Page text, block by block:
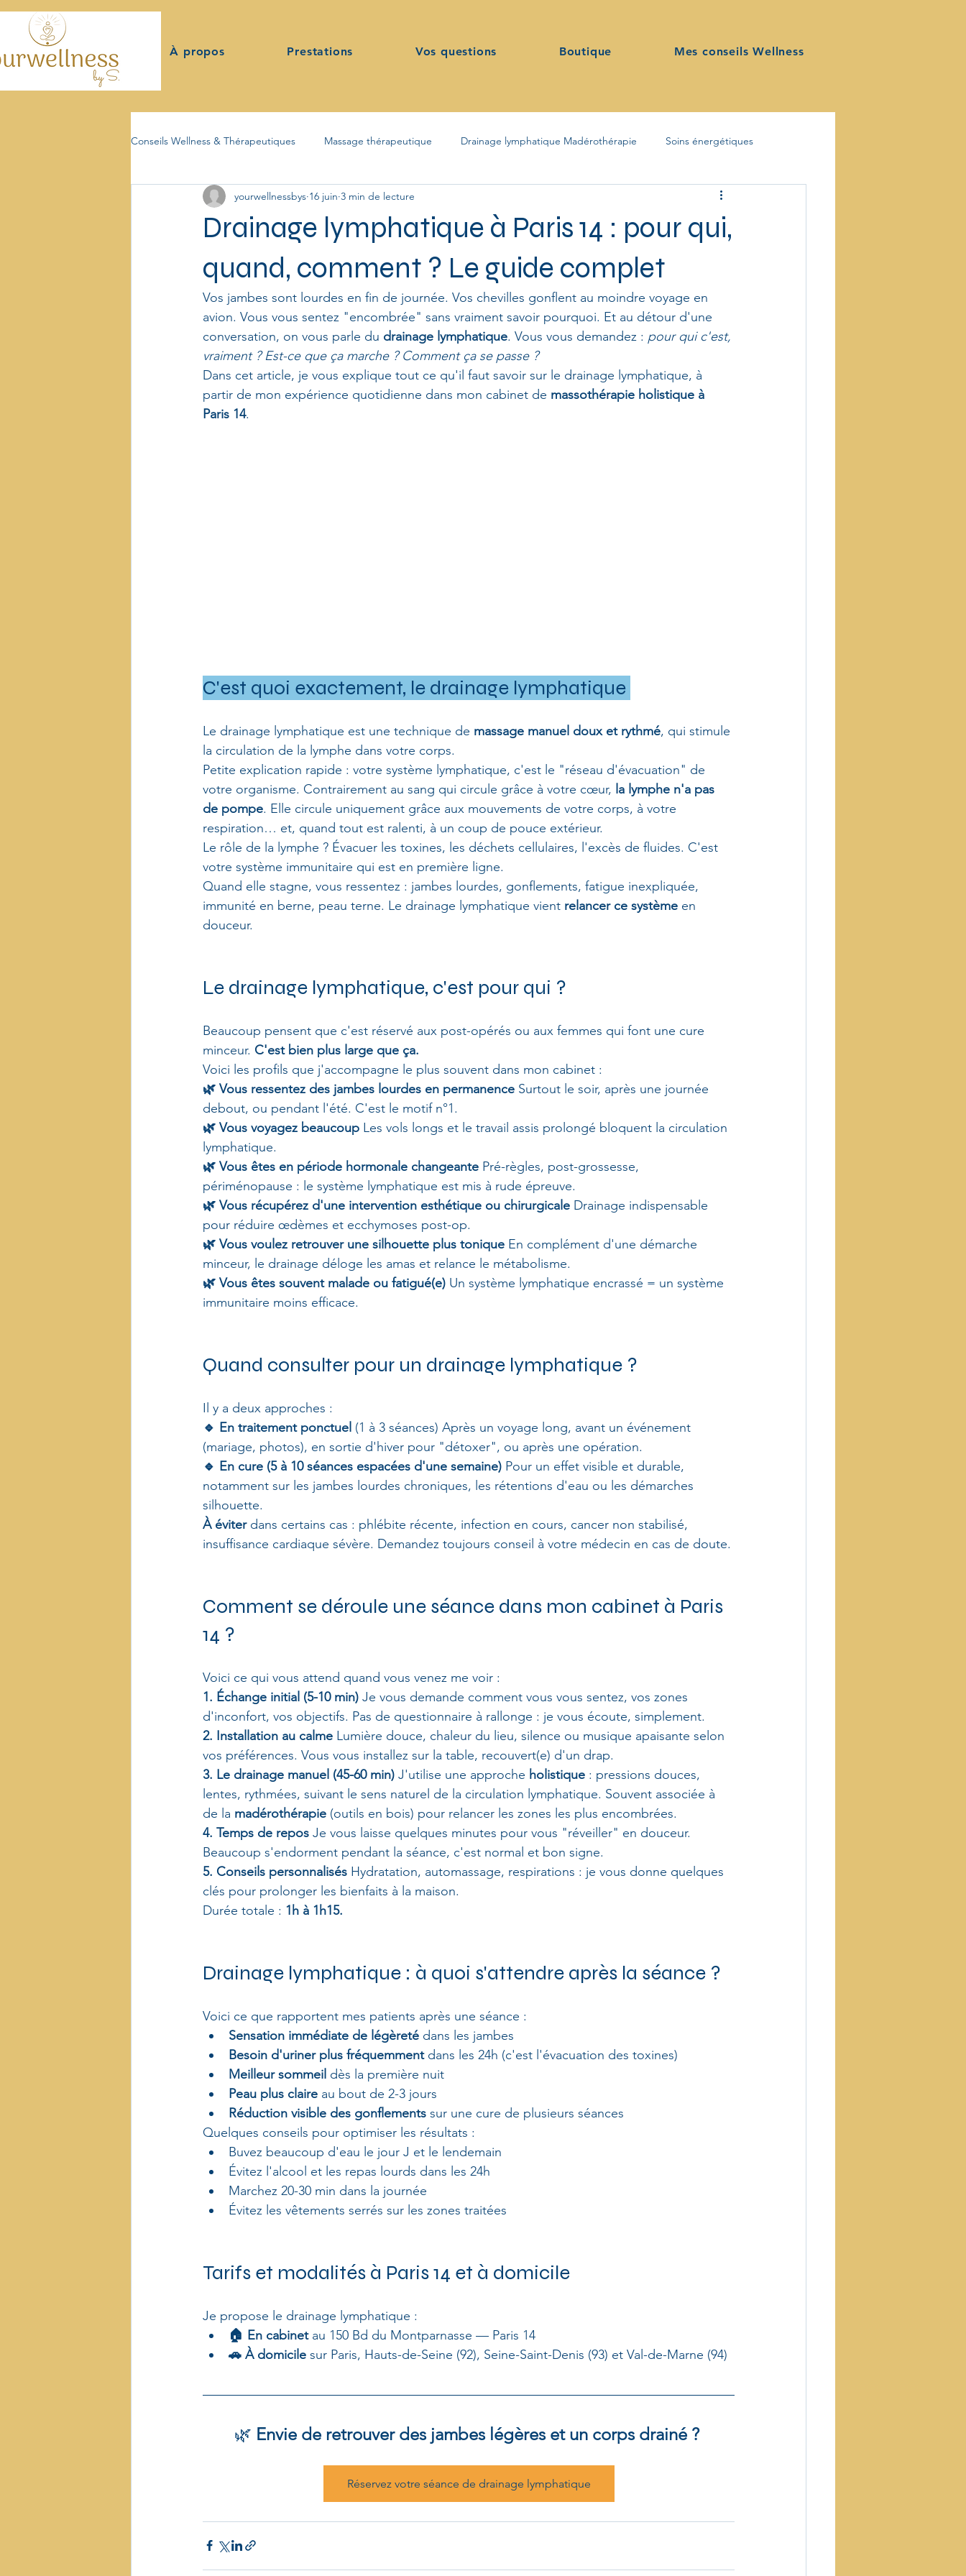
À propos Prestations Vos questions Boutique Mes conseils Wellness
Conseils Wellness & Thérapeutiques Massage thérapeutique Drainage lymphatique Madérothérapie Soins énergétiques
Bien-être au quotidien Visage & Kobido Drainage lymphatique Madérothérapie
Drainage lymphatique à Paris 14 : pour qui,
quand, comment ? Le guide complet
yourwellnessbys 16 juin 3 min de lecture
Vos jambes sont lourdes en fin de journée. Vos chevilles gonflent au moindre voyage en
avion. Vous vous sentez "encombrée" sans vraiment savoir pourquoi. Et au détour d'une
conversation, on vous parle du drainage lymphatique. Vous vous demandez : pour qui c'est,
vraiment ? Est-ce que ça marche ? Comment ça se passe ?
Dans cet article, je vous explique tout ce qu'il faut savoir sur le drainage lymphatique, à
partir de mon expérience quotidienne dans mon cabinet de massothérapie holistique à
Paris 14.
C'est quoi exactement, le drainage lymphatique
Le drainage lymphatique est une technique de massage manuel doux et rythmé, qui stimule
la circulation de la lymphe dans votre corps.
Petite explication rapide : votre système lymphatique, c'est le "réseau d'évacuation" de
votre organisme. Contrairement au sang qui circule grâce à votre cœur, la lymphe n'a pas
de pompe. Elle circule uniquement grâce aux mouvements de votre corps, à votre
respiration… et, quand tout est ralenti, à un coup de pouce extérieur.
Le rôle de la lymphe ? Évacuer les toxines, les déchets cellulaires, l'excès de fluides. C'est
votre système immunitaire qui est en première ligne.
Quand elle stagne, vous ressentez : jambes lourdes, gonflements, fatigue inexpliquée,
immunité en berne, peau terne. Le drainage lymphatique vient relancer ce système en
douceur.
Le drainage lymphatique, c'est pour qui ?
Beaucoup pensent que c'est réservé aux post-opérés ou aux femmes qui font une cure
minceur. C'est bien plus large que ça.
Voici les profils que j'accompagne le plus souvent dans mon cabinet :
🌿 Vous ressentez des jambes lourdes en permanence Surtout le soir, après une journée
debout, ou pendant l'été. C'est le motif n°1.
🌿 Vous voyagez beaucoup Les vols longs et le travail assis prolongé bloquent la circulation
lymphatique.
🌿 Vous êtes en période hormonale changeante Pré-règles, post-grossesse,
périménopause : le système lymphatique est mis à rude épreuve.
🌿 Vous récupérez d'une intervention esthétique ou chirurgicale Drainage indispensable
pour réduire œdèmes et ecchymoses post-op.
🌿 Vous voulez retrouver une silhouette plus tonique En complément d'une démarche
minceur, le drainage déloge les amas et relance le métabolisme.
🌿 Vous êtes souvent malade ou fatigué(e) Un système lymphatique encrassé = un système
immunitaire moins efficace.
Quand consulter pour un drainage lymphatique ?
Il y a deux approches :
🔹 En traitement ponctuel (1 à 3 séances) Après un voyage long, avant un événement
(mariage, photos), en sortie d'hiver pour "détoxer", ou après une opération.
🔹 En cure (5 à 10 séances espacées d'une semaine) Pour un effet visible et durable,
notamment sur les jambes lourdes chroniques, les rétentions d'eau ou les démarches
silhouette.
À éviter dans certains cas : phlébite récente, infection en cours, cancer non stabilisé,
insuffisance cardiaque sévère. Demandez toujours conseil à votre médecin en cas de doute.
Comment se déroule une séance dans mon cabinet à Paris
14 ?
Voici ce qui vous attend quand vous venez me voir :
1. Échange initial (5-10 min) Je vous demande comment vous vous sentez, vos zones
d'inconfort, vos objectifs. Pas de questionnaire à rallonge : je vous écoute, simplement.
2. Installation au calme Lumière douce, chaleur du lieu, silence ou musique apaisante selon
vos préférences. Vous vous installez sur la table, recouvert(e) d'un drap.
3. Le drainage manuel (45-60 min) J'utilise une approche holistique : pressions douces,
lentes, rythmées, suivant le sens naturel de la circulation lymphatique. Souvent associée à
de la madérothérapie (outils en bois) pour relancer les zones les plus encombrées.
4. Temps de repos Je vous laisse quelques minutes pour vous "réveiller" en douceur.
Beaucoup s'endorment pendant la séance, c'est normal et bon signe.
5. Conseils personnalisés Hydratation, automassage, respirations : je vous donne quelques
clés pour prolonger les bienfaits à la maison.
Durée totale : 1h à 1h15.
Drainage lymphatique : à quoi s'attendre après la séance ?
Voici ce que rapportent mes patients après une séance :
Sensation immédiate de légèreté dans les jambes
Besoin d'uriner plus fréquemment dans les 24h (c'est l'évacuation des toxines)
Meilleur sommeil dès la première nuit
Peau plus claire au bout de 2-3 jours
Réduction visible des gonflements sur une cure de plusieurs séances
Quelques conseils pour optimiser les résultats :
Buvez beaucoup d'eau le jour J et le lendemain
Évitez l'alcool et les repas lourds dans les 24h
Marchez 20-30 min dans la journée
Évitez les vêtements serrés sur les zones traitées
Tarifs et modalités à Paris 14 et à domicile
Je propose le drainage lymphatique :
🏠 En cabinet au 150 Bd du Montparnasse — Paris 14
🚗 À domicile sur Paris, Hauts-de-Seine (92), Seine-Saint-Denis (93) et Val-de-Marne (94)
🌿 Envie de retrouver des jambes légères et un corps drainé ?
Réservez votre séance de drainage lymphatique